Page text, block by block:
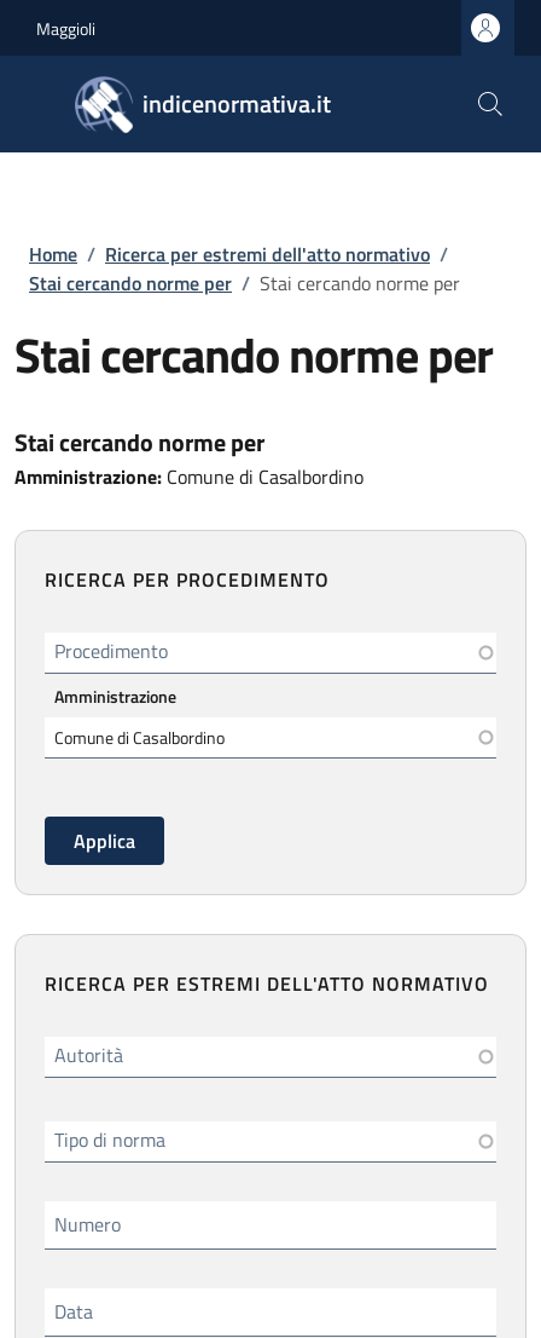
Maggioli
indicenormativa.it
Briciole di pane
Home / Ricerca per estremi dell'atto normativo /
Stai cercando norme per / Stai cercando norme per
Stai cercando norme per
Stai cercando norme per
Amministrazione: Comune di Casalbordino
RICERCA PER PROCEDIMENTO
Procedimento
Amministrazione
RICERCA PER ESTREMI DELL'ATTO NORMATIVO
Autorità
Tipo di norma
Numero
Data